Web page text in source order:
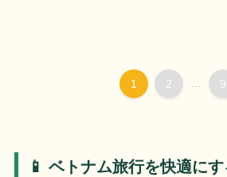
1 2 9
📱 ベトナム旅行を快適にす